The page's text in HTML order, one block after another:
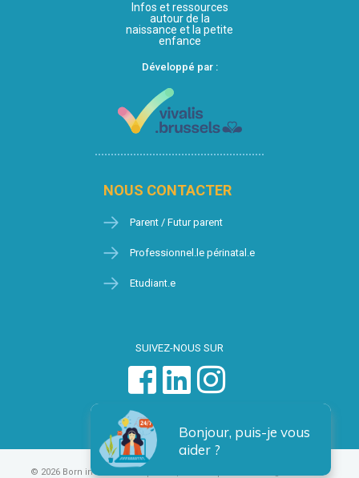
Infos et ressources
autour de la
naissance et la petite
enfance
Développé par :
NOUS CONTACTER
Parent / Futur parent
Professionnel.le périnatal.e
Etudiant.e
SUIVEZ-NOUS SUR
Bonjour, puis-je vous
aider ?
© 2026 Born in Brussels